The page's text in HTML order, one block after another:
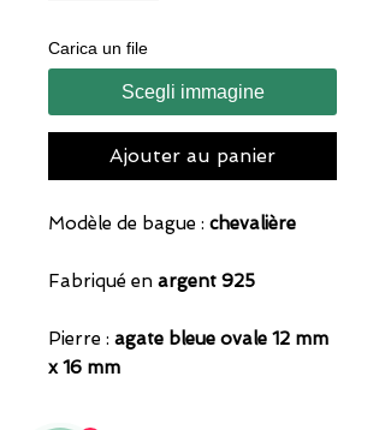
Carica un file
Scegli immagine
Ajouter au panier
Modèle de bague : chevalière
Fabriqué en argent 925
Pierre : agate bleue ovale 12 mm
x 16 mm